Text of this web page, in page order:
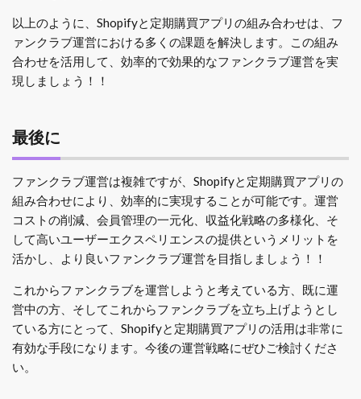
以上のように、Shopifyと定期購買アプリの組み合わせは、フ
ァンクラブ運営における多くの課題を解決します。この組み
合わせを活用して、効率的で効果的なファンクラブ運営を実
現しましょう！！
最後に
ファンクラブ運営は複雑ですが、Shopifyと定期購買アプリの
組み合わせにより、効率的に実現することが可能です。運営
コストの削減、会員管理の一元化、収益化戦略の多様化、そ
して高いユーザーエクスペリエンスの提供というメリットを
活かし、より良いファンクラブ運営を目指しましょう！！
これからファンクラブを運営しようと考えている方、既に運
営中の方、そしてこれからファンクラブを立ち上げようとし
ている方にとって、Shopifyと定期購買アプリの活用は非常に
有効な手段になります。今後の運営戦略にぜひご検討くださ
い。